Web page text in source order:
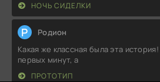
НОЧЬ СИДЕЛКИ
Р Родион
Какая же классная была эта
первых минут, а
ПРОТОТИП